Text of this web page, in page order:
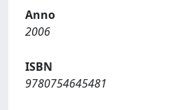
Anno
2006
ISBN
9780754645481